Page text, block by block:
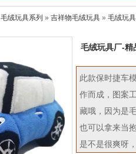
毛绒玩具系列 » 吉祥物毛绒玩具 » 毛绒玩
毛绒玩具厂-精
此款保时捷车
作而成，图案
藏哦，因为是
也可以拿来当
是不是很爽呀